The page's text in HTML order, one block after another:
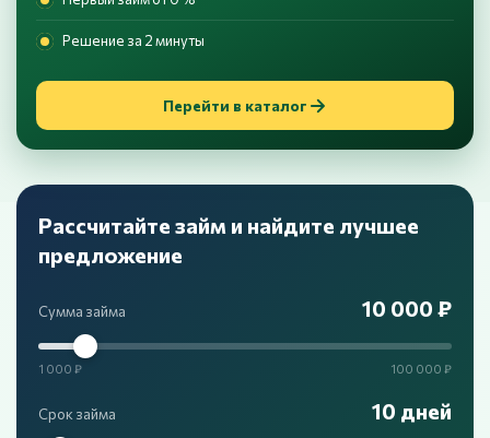
Решение за 2 минуты
Перейти в каталог
Рассчитайте займ и найдите лучшее
предложение
Сумма займа 10 000 ₽
1 000 ₽ 100 000 ₽
Срок займа 10 дней